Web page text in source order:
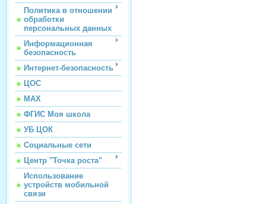
Политика в отношении
обработки
персональных данных
Информационная
безопасность
Интернет-безопасность
ЦОС
МАХ
ФГИС Моя школа
УБ ЦОК
Социальные сети
Центр "Точка роста"
Использование
устройств мобильной
связи